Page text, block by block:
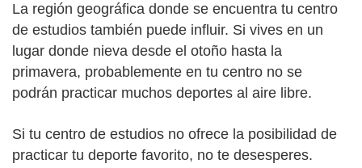
La región geográfica donde se encuentra tu centro
de estudios también puede influir. Si vives en un
lugar donde nieva desde el otoño hasta la
primavera, probablemente en tu centro no se
podrán practicar muchos deportes al aire libre.
Si tu centro de estudios no ofrece la posibilidad de
practicar tu deporte favorito, no te desesperes.